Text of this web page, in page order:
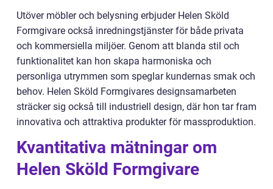
Utöver möbler och belysning erbjuder Helen Sköld
Formgivare också inredningstjänster för både privata
och kommersiella miljöer. Genom att blanda stil och
funktionalitet kan hon skapa harmoniska och
personliga utrymmen som speglar kundernas smak och
behov. Helen Sköld Formgivares designsamarbeten
sträcker sig också till industriell design, där hon tar fram
innovativa och attraktiva produkter för massproduktion.
Kvantitativa mätningar om
Helen Sköld Formgivare